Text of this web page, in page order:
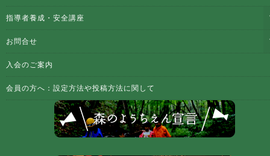
指導者養成・安全講座
お問合せ
入会のご案内
会員の方へ：設定方法や投稿方法に関して